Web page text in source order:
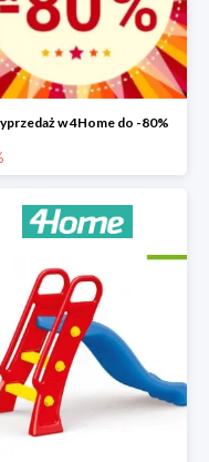
w 4Home do -80%